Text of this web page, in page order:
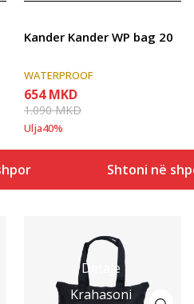
Kander Kander WP bag 20
WATERPROOF
654 MKD
1.090MKD
Ulja40%
Shtoni në
Detaje
Krahasoni